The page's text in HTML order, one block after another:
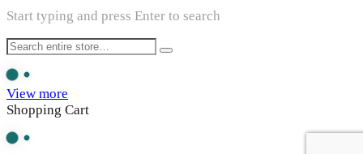
Start typing and press Enter to search
View more
Shopping Cart